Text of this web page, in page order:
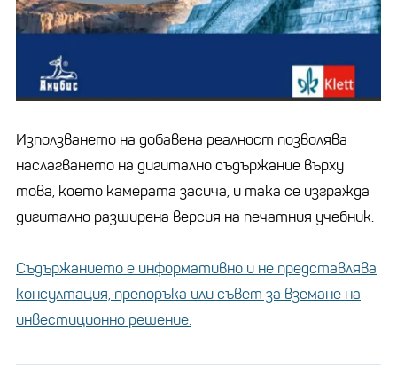
Използването на добавена реалност позволява
наслагването на дигитално съдържание върху
това, което камерата засича, и така се изгражда
дигитално разширена версия на печатния учебник.
Съдържанието е информативно и не представлява
консултация, препоръка или съвет за вземане на
инвестиционно решение.